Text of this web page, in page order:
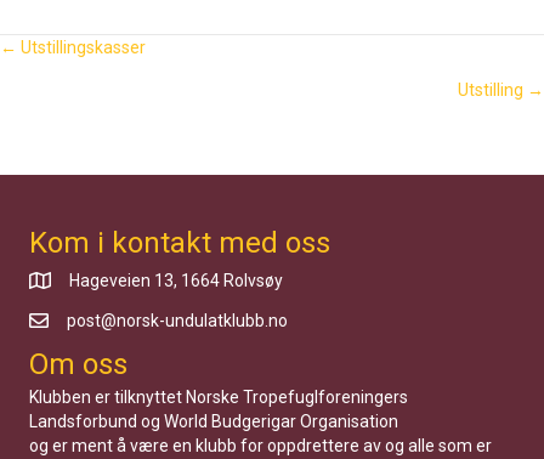
Posts
← Utstillingskasser
Utstilling →
Kom i kontakt med oss
Hageveien 13, 1664 Rolvsøy
post@norsk-undulatklubb.no
Om oss
Klubben er tilknyttet Norske Tropefuglforeningers
Landsforbund og World Budgerigar Organisation
og er ment å være en klubb for oppdrettere av og alle som er